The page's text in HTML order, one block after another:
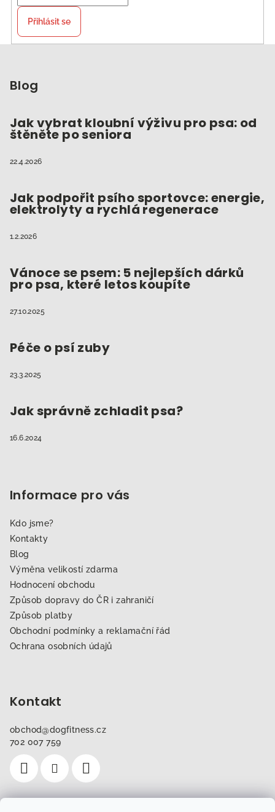
Přihlásit se
Blog
Jak vybrat kloubní výživu pro psa: od
štěněte po seniora
22.4.2026
Jak podpořit psího sportovce: energie,
elektrolyty a rychlá regenerace
1.2.2026
Vánoce se psem: 5 nejlepších dárků
pro psa, které letos koupíte
27.10.2025
Péče o psí zuby
23.3.2025
Jak správně zchladit psa?
16.6.2024
Informace pro vás
Kdo jsme?
Kontakty
Blog
Výměna velikostí zdarma
Hodnocení obchodu
Způsob dopravy do ČR i zahraničí
Způsob platby
Obchodní podmínky a reklamační řád
Ochrana osobních údajů
Kontakt
obchod@dogfitness.cz
702 007 759